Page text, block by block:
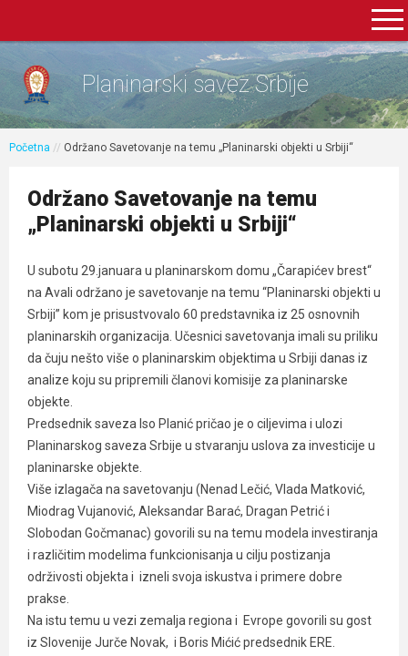
Planinarski savez Srbije
Početna // Održano Savetovanje na temu „Planinarski objekti u Srbiji“
Održano Savetovanje na temu
„Planinarski objekti u Srbiji“
U subotu 29.januara u planinarskom domu „Čarapićev brest“
na Avali održano je savetovanje na temu “Planinarski objekti u
Srbiji” kom je prisustvovalo 60 predstavnika iz 25 osnovnih
planinarskih organizacija. Učesnici savetovanja imali su priliku
da čuju nešto više o planinarskim objektima u Srbiji danas iz
analize koju su pripremili članovi komisije za planinarske
objekte.
Predsednik saveza Iso Planić pričao je o ciljevima i ulozi
Planinarskog saveza Srbije u stvaranju uslova za investicije u
planinarske objekte.
Više izlagača na savetovanju (Nenad Lečić, Vlada Matković,
Miodrag Vujanović, Aleksandar Barać, Dragan Petrić i
Slobodan Gočmanac) govorili su na temu modela investiranja
i različitim modelima funkcionisanja u cilju postizanja
održivosti objekta i izneli svoja iskustva i primere dobre
prakse.
Na istu temu u vezi zemalja regiona i Evrope govorili su gost
iz Slovenije Jurče Novak, i Boris Mićić predsednik ERE.